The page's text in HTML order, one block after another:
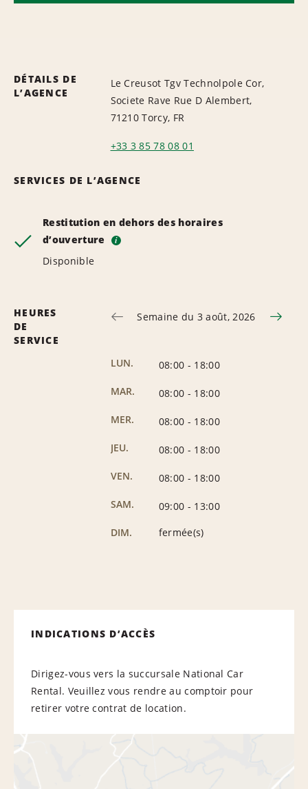
DÉTAILS DE
L’AGENCE
Le Creusot Tgv Technolpole Cor,
Societe Rave Rue D Alembert,
71210 Torcy, FR
+33 3 85 78 08 01
SERVICES DE L’AGENCE
Restitution en dehors des horaires
d’ouverture
i
Disponible
HEURES
DE
SERVICE
Semaine du 3 août, 2026
LUN. 08:00 - 18:00
MAR.
08:00 - 18:00
MER.
08:00 - 18:00
JEU.
08:00 - 18:00
VEN.
08:00 - 18:00
SAM.
09:00 - 13:00
DIM.
fermée(s)
INDICATIONS D’ACCÈS
Dirigez-vous vers la succursale National Car
Rental. Veuillez vous rendre au comptoir pour
retirer votre contrat de location.